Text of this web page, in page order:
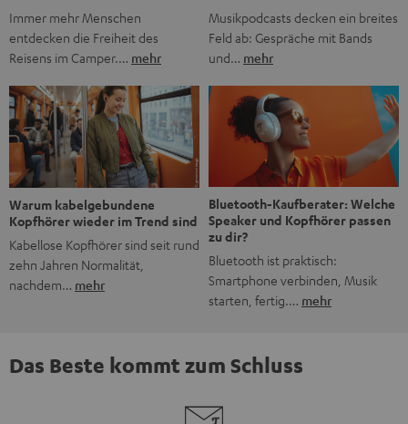
Immer mehr Menschen
entdecken die Freiheit des
Reisens im Camper.… mehr
Musikpodcasts decken ein breites
Feld ab: Gespräche mit Bands
und… mehr
Warum kabelgebundene
Kopfhörer wieder im Trend sind
Kabellose Kopfhörer sind seit rund
zehn Jahren Normalität,
nachdem… mehr
Bluetooth-Kaufberater: Welche
Speaker und Kopfhörer passen
zu dir?
Bluetooth ist praktisch:
Smartphone verbinden, Musik
starten, fertig.… mehr
Das Beste kommt zum Schluss